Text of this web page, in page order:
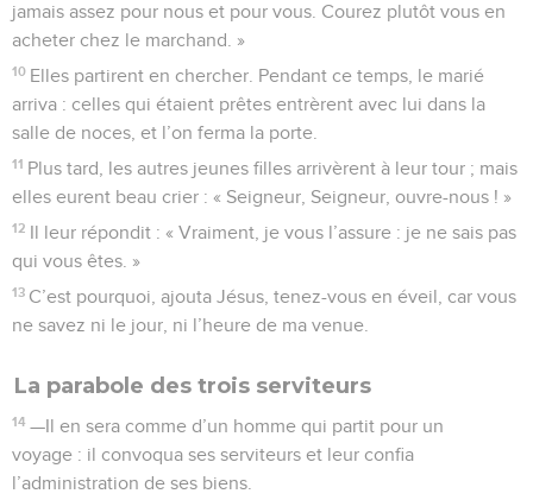
jamais assez pour nous et pour vous. Courez plutôt vous en
acheter chez le marchand. »
10 Elles partirent en chercher. Pendant ce temps, le marié
arriva : celles qui étaient prêtes entrèrent avec lui dans la
salle de noces, et l’on ferma la porte.
11 Plus tard, les autres jeunes filles arrivèrent à leur tour ; mais
elles eurent beau crier : « Seigneur, Seigneur, ouvre-nous ! »
12 Il leur répondit : « Vraiment, je vous l’assure : je ne sais pas
qui vous êtes. »
13 C’est pourquoi, ajouta Jésus, tenez-vous en éveil, car vous
ne savez ni le jour, ni l’heure de ma venue.
La parabole des trois serviteurs
14 —Il en sera comme d’un homme qui partit pour un
voyage : il convoqua ses serviteurs et leur confia
l’administration de ses biens.